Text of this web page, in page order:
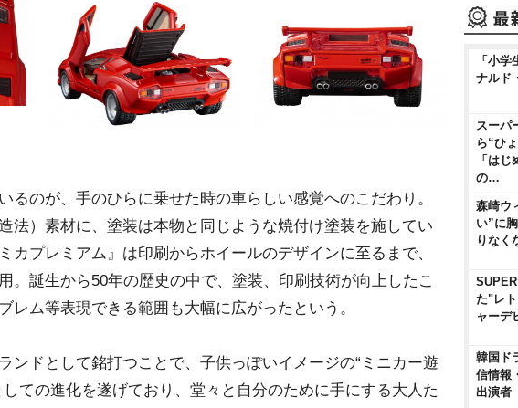
のが、手のひらに乗せた時の車らしい感覚へのこだわり。
法）素材に、塗装は本物と同じような焼付け塗装を施してい
カプレミアム』は印刷からホイールのデザインに至るまで、
。誕生から50年の歴史の中で、塗装、印刷技術が向上したこ
レム等表現できる範囲も大幅に広がったという。
ンドとして銘打つことで、子供っぽいイメージの“ミニカー遊
ての進化を遂げており、堂々と自分のために手にする大人た
「小
ナルド
スーパ
ら“ひ
「は
の…
森崎ウ
い”に
りなく
た"レ
ャーデ
韓国ド
信情報
出演者